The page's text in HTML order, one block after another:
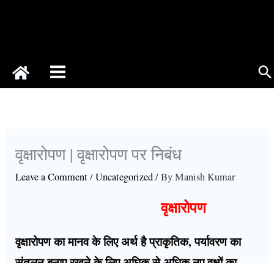
वृक्षारोपण | वृक्षारोपण पर निबंध
Leave a Comment/Uncategorized/ ByManish Kumar
वृक्षारोपण
वृक्षारोपण का मानव के लिए अर्थ है प्राकृतिक, पर्यावरण का